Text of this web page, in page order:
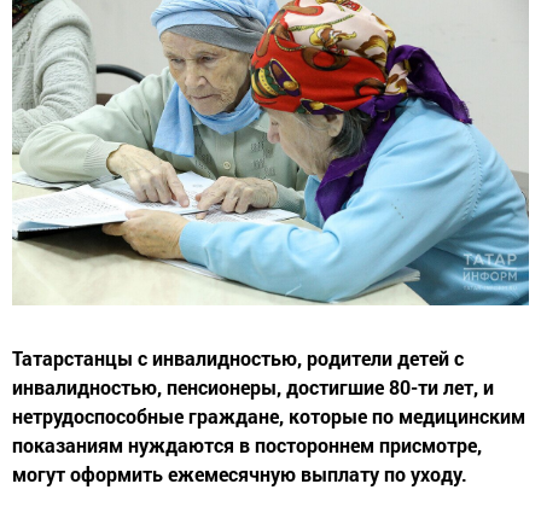
Татарстанцы с инвалидностью, родители детей с
инвалидностью, пенсионеры, достигшие 80-ти лет, и
нетрудоспособные граждане, которые по медицинским
показаниям нуждаются в постороннем присмотре,
могут оформить ежемесячную выплату по уходу.